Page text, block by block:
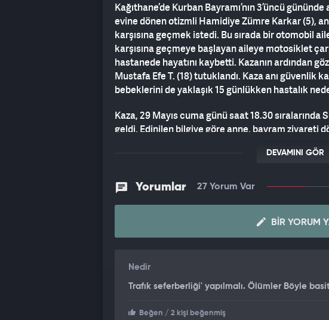
Kağıthane’de Kurban Bayramı’nın 3’üncü
evine dönen otizmli Hamidiye Zümre Karkar (5),
karşısına geçmek istedi. Bu sırada bir otomobil
karşısına geçmeye başlayan aileye motosiklet
hastanede hayatını kaybetti. Kazanın ardından
Mustafa Efe T. (18) tutuklandı. Kaza anı güvenlik
bebeklerini de yaklaşık 15 günlükken hastalık
Kaza, 29 Mayıs cuma günü saat 18.30
geldi. Edinilen bilgiye göre anne, bayram ziyareti
çocuklarına yol verdi. Yolun karşısına geçmeye
HASTANEDE HAYATINI KAYBETTİ
Kazada Hamidiye Zümre Karkar ağır
yaralanmadan atlattığı öğrenildi. İhbar üzerine
Araştırma Hastanesi’ne kaldırılan Hamidiye
DEVAMINI GÖR
Yorumlar 27 Yorum Var
BIR YORUM
Nedir
Trafık seferberliği' yapılmalı. Ölümler Böyle
Beğen / 2 kişi beğenmiş